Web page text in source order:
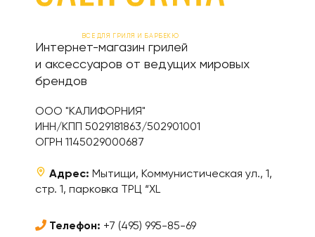
ВСЕ ДЛЯ ГРИЛЯ И БАРБЕКЮ
Интернет-магазин грилей
и аксессуаров от ведущих мировых
брендов
ООО "КАЛИФОРНИЯ"
ИНН/КПП 5029181863/502901001
ОГРН 1145029000687
Адрес: Мытищи, Коммунистическая ул., 1,
стр. 1, парковка ТРЦ “XL
Телефон: +7 (495) 995-85-69